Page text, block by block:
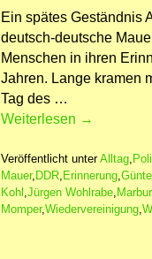
Ein spätes Geständnis
deutsch-deutsche
Menschen in ihren
Jahren. Lange kramen
Tag des …
Weiterlesen →
Veröffentlicht unter Alltag
Mauer, DDR Erinnerung
Kohl Jürgen Wohlrabe
Momper, Wiedervereinigung